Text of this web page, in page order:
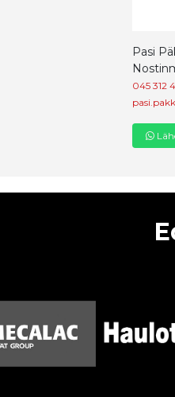
Pasi
045 312